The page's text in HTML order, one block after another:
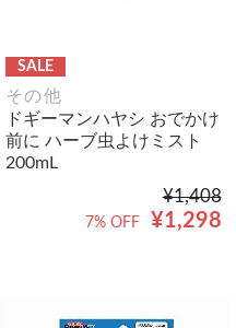
SALE
その他
ドギーマンハヤシ おでかけ
前に ハーブ虫よけミスト
200mL
¥1,408
¥1,298
7% OFF